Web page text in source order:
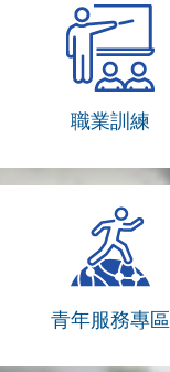
職業訓練
青年服務專區